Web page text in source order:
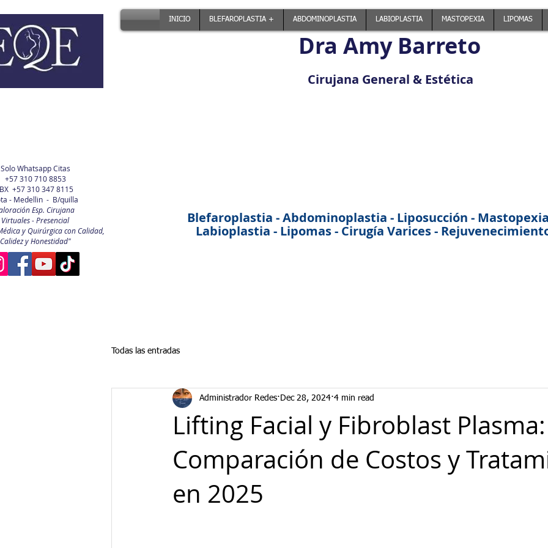
INICIO BLEFAROPLASTIA + ABDOMINOPLASTIA LABIOPLASTIA MASTOPEXIA LIPOMAS
Dra Amy Barreto
Cirujana General & Estética
Solo Whatsapp Citas
+57 310 710 8853
+57 310 347 8115
- Medellin - B/quilla
Esp. Cirujana
Virtuales - Presencial
y Quirúrgica con Calidad,
Calidez y Honestidad"
Blefaroplastia - Abdominoplastia - Liposucción -
Labioplastia - Lipomas - Cirugía Varices -
Todas las entradas
Lifting Facial y Fibroblast Plasma:
Comparación de Costos y
en 2025
Administrador Redes Dec 28, 2024 4 min read